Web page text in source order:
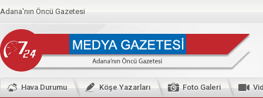
Adana'nın Öncü Gazetesi
Hava Durumu Köşe Yazarları Foto Galeri